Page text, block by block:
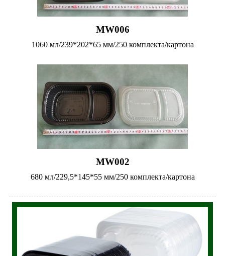
MW006
1060 мл/239*202*65 мм/250 комплекта/картона
MW002
680 мл/229,5*145*55 мм/250 комплекта/картона